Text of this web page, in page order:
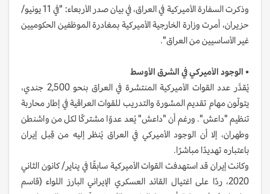
وذكرت السفارة الأميركية في العراق، في بيان صدر الأربعاء: "في 11 يونيو/
حزيران، أمرت وزارة الخارجية الأميركية بمغادرة الموظفين الحكوميين
غير الأساسيين من العراق".
• الوجود الأميركي في الشرق الأوسط
يُقدَّر عدد القوات الأميركية المنتشرة في العراق بنحو 2,500 جندي،
يتولّون مهام تقديم المشورة والتدريب للقوات العراقية في إطار محاربة
تنظيم "داعش". ورغم أن "داعش" يُعد عدوًا مشتركًا لكل من واشنطن
وطهران، إلا أن الوجود الأميركي في العراق يُنظر إليه من قِبل إيران
باعتباره تهديدًا مباشرًا.
وكانت إيران قد استهدفت القوات الأميركية سابقًا في يناير/ كانون الثاني
2020، ردًا على اغتيال القائد العسكري الإيراني البارز اللواء (قاسم